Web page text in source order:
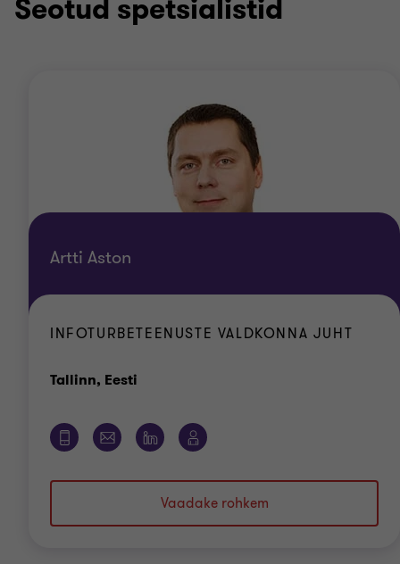
Seotud spetsialistid
Artti Aston
INFOTURBETEENUSTE VALDKONNA JUHT
Tallinn, Eesti
Vaadake rohkem